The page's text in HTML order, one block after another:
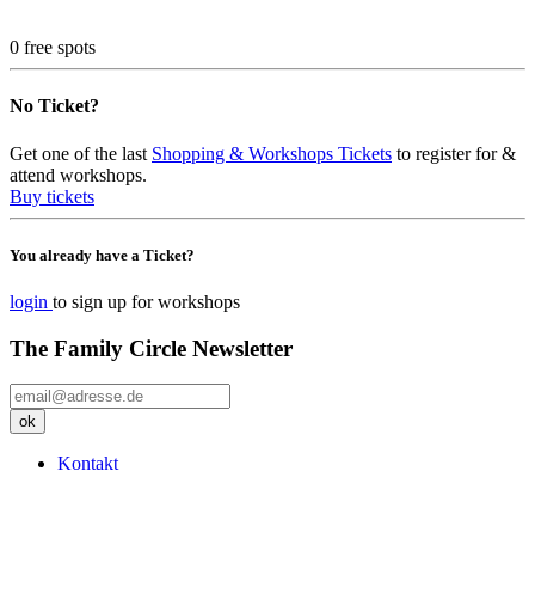
0 free spots
No Ticket?
Get one of the last Shopping & Workshops Tickets to register for &
attend workshops.
Buy tickets
You already have a Ticket?
login to sign up for workshops
The Family Circle Newsletter
Kontakt